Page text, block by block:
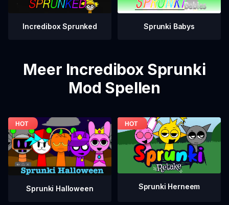
Incredibox Sprunked Sprunki Babys
Meer Incredibox Sprunki
Mod Spellen
Sprunki Halloween Sprunki Herneem